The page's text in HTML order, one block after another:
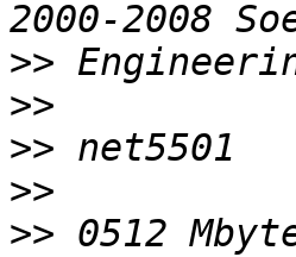
>>
>>
>>
>>
>> 0512